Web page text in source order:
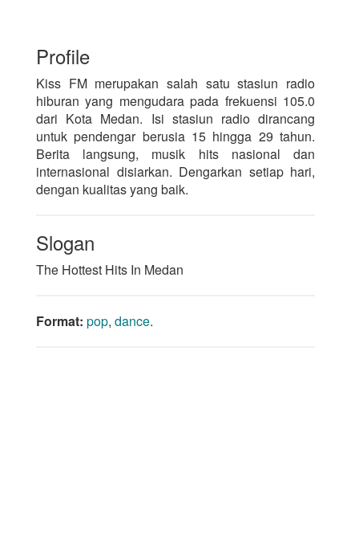
Profile
Kiss FM merupakan salah satu stasiun radio
hiburan yang mengudara pada frekuensi 105.0
dari Kota Medan. Isi stasiun radio dirancang
untuk pendengar berusia 15 hingga 29 tahun.
Berita langsung, musik hits nasional dan
internasional disiarkan. Dengarkan setiap hari,
dengan kualitas yang baik.
Slogan
The Hottest Hits In Medan
Format: pop, dance.